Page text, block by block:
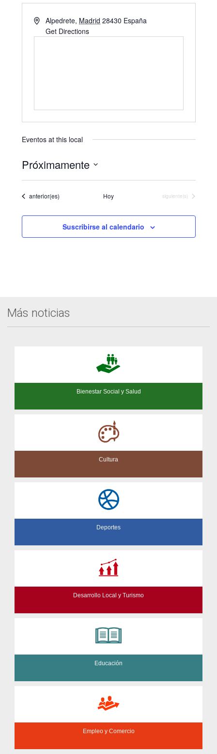
Alpedrete, Madrid 28430 España
Get Directions
Eventos at this local
Próximamente
Eventos
anterior(es) Hoy Eventos
siguiente(s)
Suscribirse al calendario
Más noticias
Bienestar Social y Salud
Cultura
Deportes
Desarrollo Local y Turismo
Educación
Empleo y Comercio